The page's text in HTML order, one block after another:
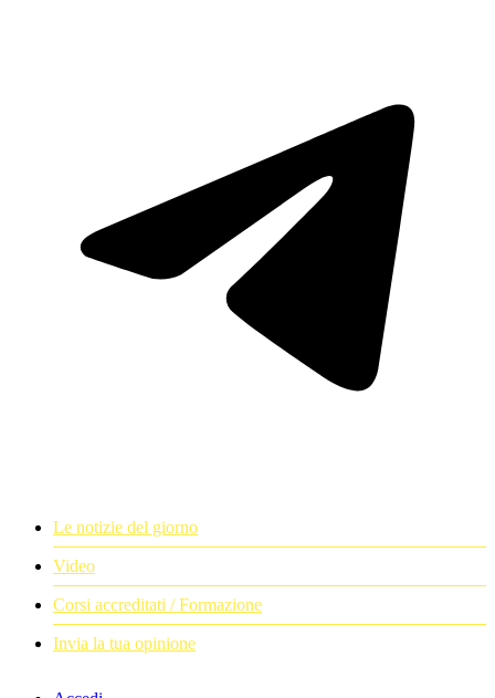
Le notizie del giorno
Video
Corsi accreditati / Formazione
Invia la tua opinione